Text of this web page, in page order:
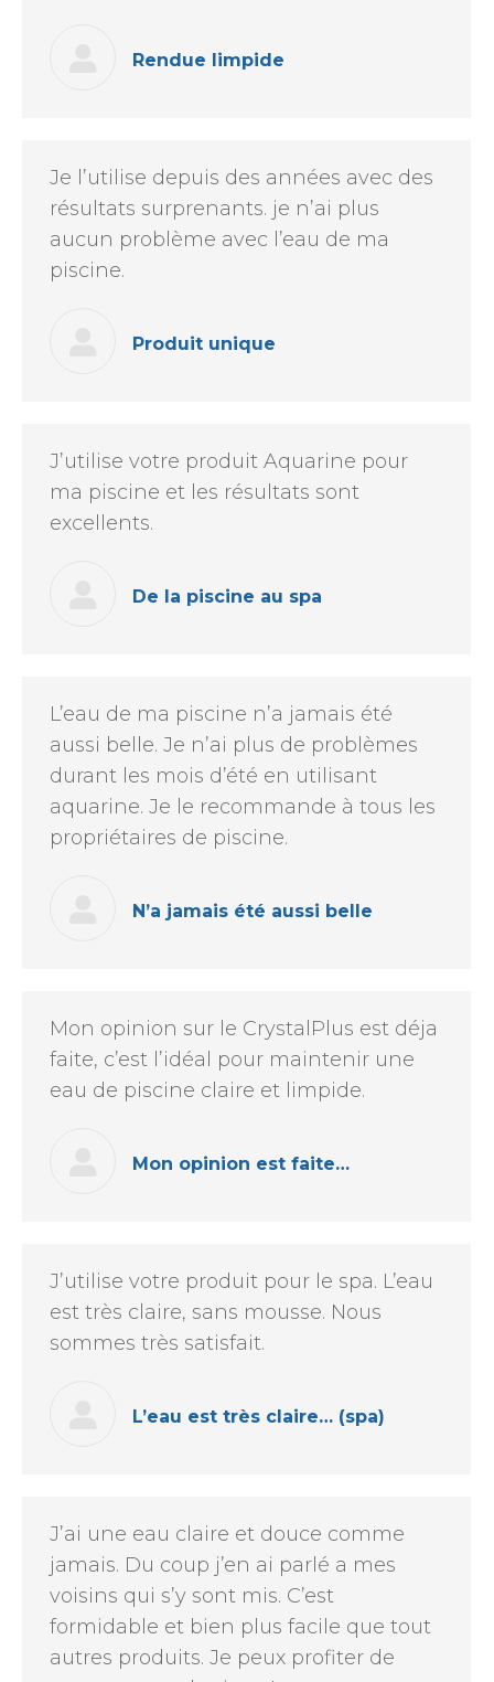
Rendue limpide
Je l’utilise depuis des années avec des
résultats surprenants. je n’ai plus
aucun problème avec l’eau de ma
piscine.
Produit unique
J’utilise votre produit Aquarine pour
ma piscine et les résultats sont
excellents.
De la piscine au spa
L’eau de ma piscine n’a jamais été
aussi belle. Je n’ai plus de problèmes
durant les mois d’été en utilisant
aquarine. Je le recommande à tous les
propriétaires de piscine.
N’a jamais été aussi belle
Mon opinion sur le CrystalPlus est déja
faite, c’est l’idéal pour maintenir une
eau de piscine claire et limpide.
Mon opinion est faite…
J’utilise votre produit pour le spa. L’eau
est très claire, sans mousse. Nous
sommes très satisfait.
L’eau est très claire… (spa)
J’ai une eau claire et douce comme
jamais. Du coup j’en ai parlé a mes
voisins qui s’y sont mis. C’est
formidable et bien plus facile que tout
autres produits. Je peux profiter de